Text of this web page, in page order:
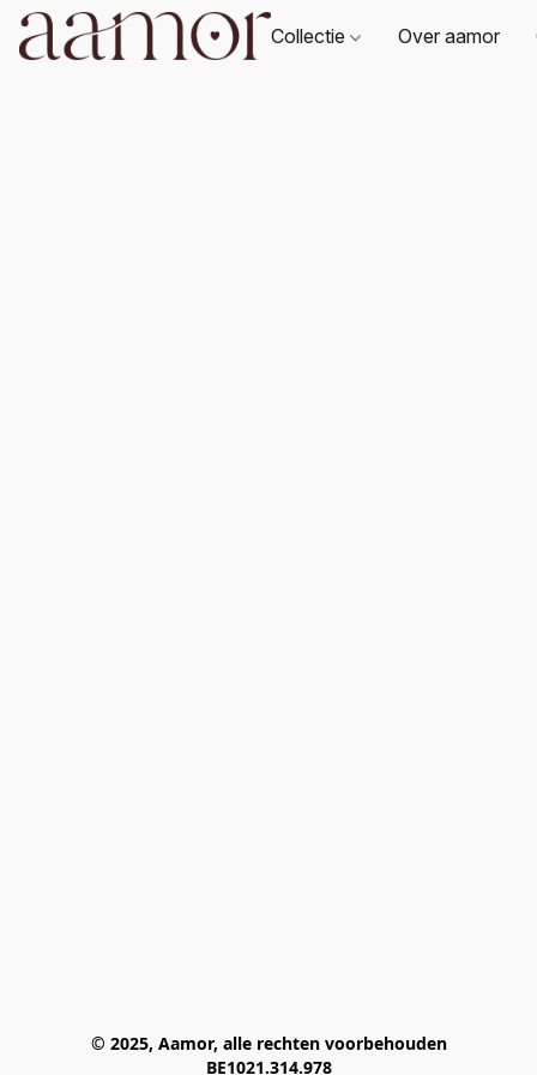
Collectie Over aamor
© 2025, Aamor, alle rechten voorbehouden
BE1021.314.978